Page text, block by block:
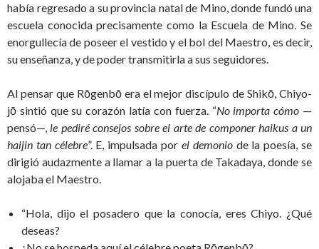
había regresado a su provincia natal de Mino, donde fundó una
escuela conocida precisamente como la Escuela de Mino. Se
enorgullecía de poseer el vestido y el bol del Maestro, es decir,
su enseñanza, y de poder transmitirla a sus seguidores.
Al pensar que Rōgenbō era el mejor discípulo de Shikō, Chiyo-
jō sintió que su corazón latía con fuerza. “No importa cómo —
pensó—, le pediré consejos sobre el arte de componer haikus a un
haijin tan célebre”. E, impulsada por el demoniode la poesía, se
dirigió audazmente a llamar a la puerta de Takadaya, donde se
alojaba el Maestro.
“Hola, dijo el posadero que la conocía, eres Chiyo. ¿Qué
deseas?